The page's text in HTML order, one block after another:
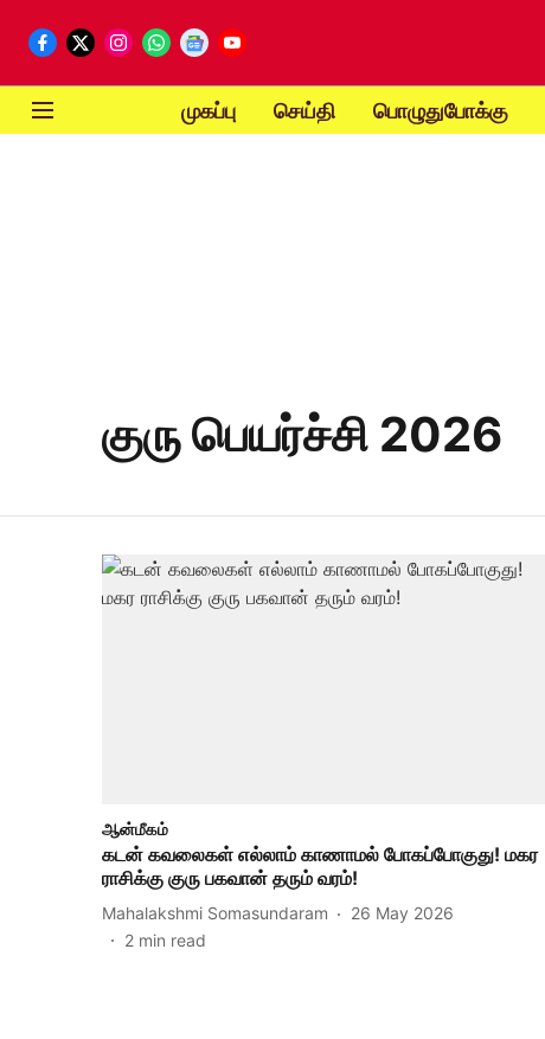
முகப்பு செய்தி பொழுதுபோக்கு
குரு பெயர்ச்சி 2026
ஆன்மீகம்
கடன் கவலைகள் எல்லாம் காணாமல் போகப்போகுது! மகர
ராசிக்கு குரு பகவான் தரும் வரம்!
Mahalakshmi Somasundaram
26 May 2026
2 min read